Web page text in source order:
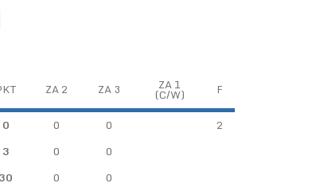
ZA 2 ZA 3 ZA 1
(C/W) F
0 0 0
2
3 0
0
30 0
0